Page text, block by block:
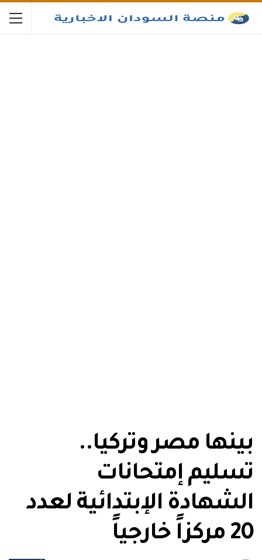
بينها مصر وتركيا..
تسليم إمتحانات
الشهادة الإبتدائية لعدد
20 مركزاً خارجياً